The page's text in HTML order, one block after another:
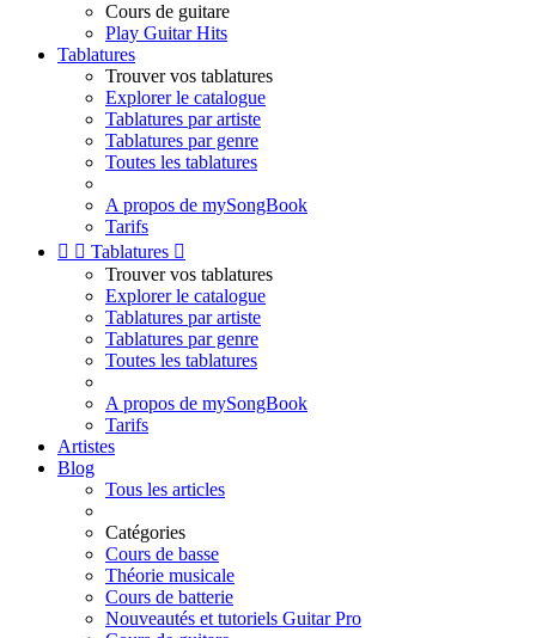
Cours de guitare
Play Guitar Hits
Tablatures
Trouver vos tablatures
Explorer le catalogue
Tablatures par artiste
Tablatures par genre
Toutes les tablatures
A propos de mySongBook
Tarifs
  Tablatures 
Trouver vos tablatures
Explorer le catalogue
Tablatures par artiste
Tablatures par genre
Toutes les tablatures
A propos de mySongBook
Tarifs
Artistes
Blog
Tous les articles
Catégories
Cours de basse
Théorie musicale
Cours de batterie
Nouveautés et tutoriels Guitar Pro